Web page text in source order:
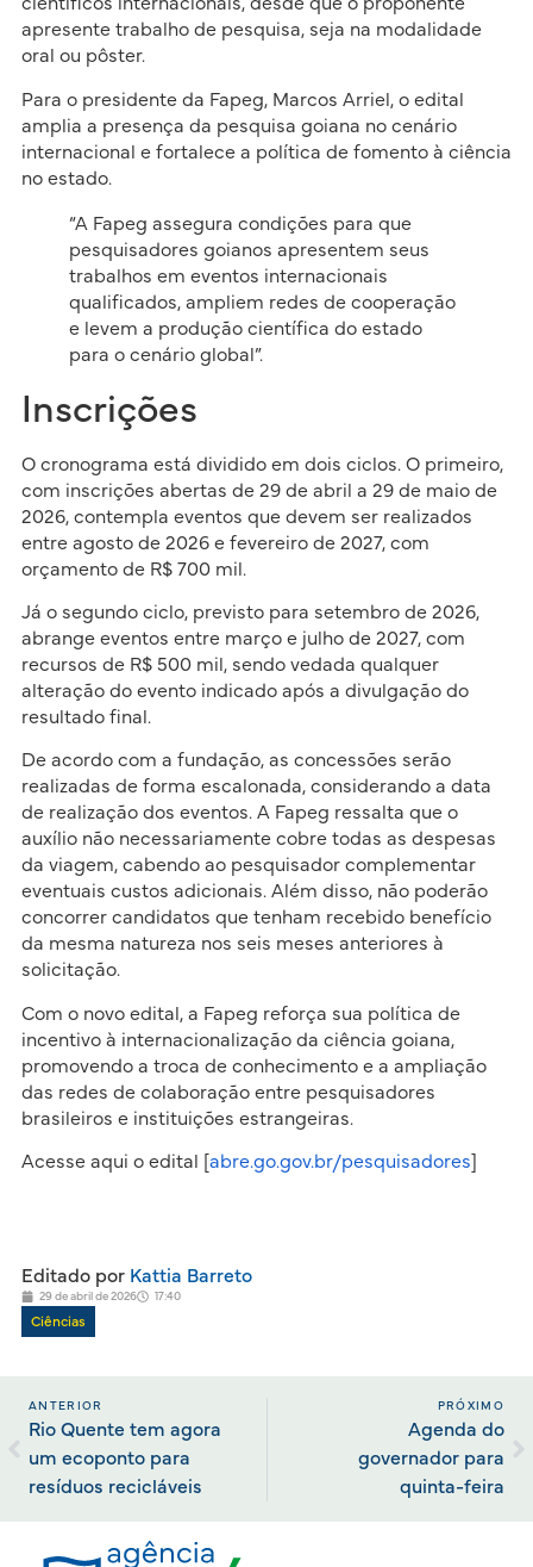
científicos internacionais, desde que o proponente
apresente trabalho de pesquisa, seja na modalidade
oral ou pôster.
Para o presidente da Fapeg, Marcos Arriel, o edital
amplia a presença da pesquisa goiana no cenário
internacional e fortalece a política de fomento à ciência
no estado.
“A Fapeg assegura condições para que
pesquisadores goianos apresentem seus
trabalhos em eventos internacionais
qualificados, ampliem redes de cooperação
e levem a produção científica do estado
para o cenário global”.
Inscrições
O cronograma está dividido em dois ciclos. O primeiro,
com inscrições abertas de 29 de abril a 29 de maio de
2026, contempla eventos que devem ser realizados
entre agosto de 2026 e fevereiro de 2027, com
orçamento de R$ 700 mil.
Já o segundo ciclo, previsto para setembro de 2026,
abrange eventos entre março e julho de 2027, com
recursos de R$ 500 mil, sendo vedada qualquer
alteração do evento indicado após a divulgação do
resultado final.
De acordo com a fundação, as concessões serão
realizadas de forma escalonada, considerando a data
de realização dos eventos. A Fapeg ressalta que o
auxílio não necessariamente cobre todas as despesas
da viagem, cabendo ao pesquisador complementar
eventuais custos adicionais. Além disso, não poderão
concorrer candidatos que tenham recebido benefício
da mesma natureza nos seis meses anteriores à
solicitação.
Com o novo edital, a Fapeg reforça sua política de
incentivo à internacionalização da ciência goiana,
promovendo a troca de conhecimento e a ampliação
das redes de colaboração entre pesquisadores
brasileiros e instituições estrangeiras.
Acesse aqui o edital [ abre.go.gov.br/pesquisadores
Editado porKattia Barreto
29 de abril de 2026 17:40
Ciências
ANTERIOR
Rio Quente tem agora
um ecoponto para
resíduos recicláveis
PRÓXIMO
Agenda do
governador para
quinta-feira